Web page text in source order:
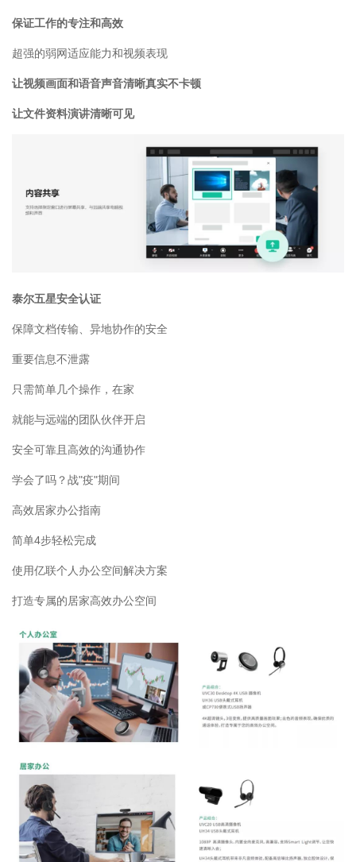
保证工作的专注和高效
超强的弱网适应能力和视频表现
让视频画面和语音声音清晰真实不卡顿
让文件资料演讲清晰可见
泰尔五星安全认证
保障文档传输、异地协作的安全
重要信息不泄露
只需简单几个操作，在家
就能与远端的团队伙伴开启
安全可靠且高效的沟通协作
学会了吗？战"疫"期间
高效居家办公指南
简单4步轻松完成
使用亿联个人办公空间解决方案
打造专属的居家高效办公空间